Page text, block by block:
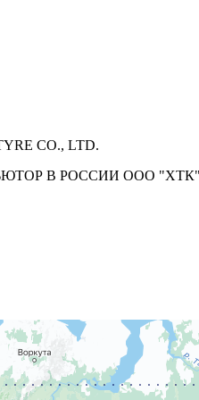
CO., LTD.
В РОССИИ ООО